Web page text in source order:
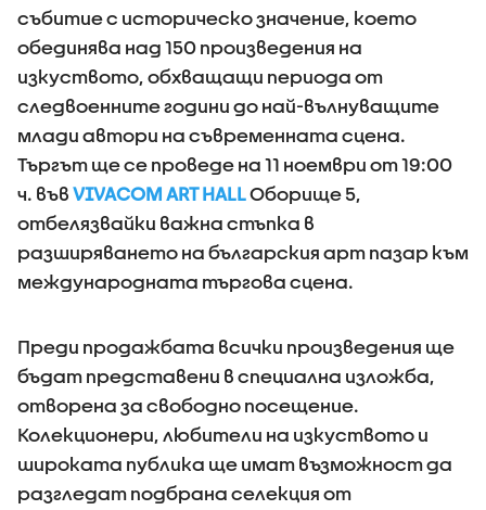
събитие с историческо значение, което
обединява над 150 произведения на
изкуството, обхващащи периода от
следвоенните години до най-вълнуващите
млади автори на съвременната сцена.
Търгът ще се проведе на 11 ноември от 19:00
ч. във VIVACOM ART HALLОборище 5,
отбелязвайки важна стъпка в
разширяването на българския арт пазар към
международната търгова сцена.
Преди продажбата всички произведения ще
бъдат представени в специална изложба,
отворена за свободно посещение.
Колекционери, любители на изкуството и
широката публика ще имат възможност да
разгледат подбрана селекция от